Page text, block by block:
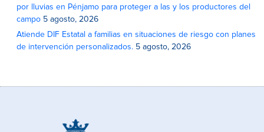
por lluvias en Pénjamo para proteger a las y los productores del
campo 5 agosto, 2026
Atiende DIF Estatal a familias en situaciones de riesgo con planes
de intervención personalizados. 5 agosto, 2026